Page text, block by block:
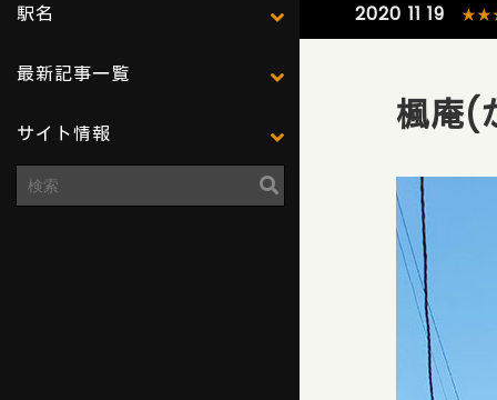
駅名
最新記事一覧
サイト情報
2020 11 19
楓庵(